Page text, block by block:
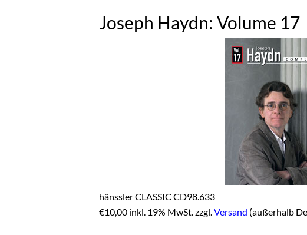
Joseph Haydn: Volume 17
hänssler CLASSIC CD98.633
€10,00 inkl. 19% MwSt. zzgl. Versand (außerhalb